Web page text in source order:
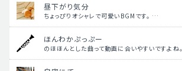
昼下がり気分
ちょっぴりオシャレで可愛いBGMです。 …
ほんわかぷっぷー
のほほんとした曲って動画に合いやすいですよね